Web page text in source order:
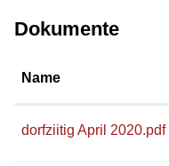
Dokumente
Name
dorfziitig April 2020.pdf